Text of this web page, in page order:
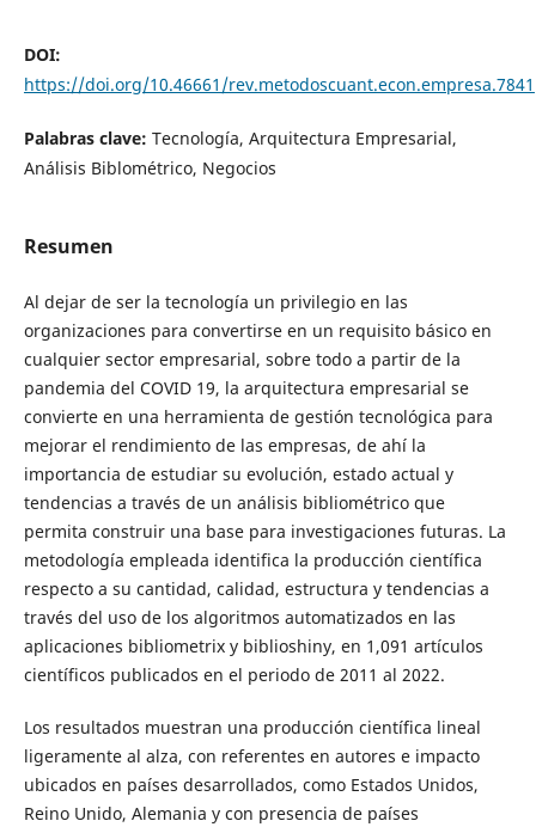
DOI:
https://doi.org/10.46661/rev.metodoscuant.econ.empresa.7841
Palabras clave: Tecnología, Arquitectura Empresarial,
Análisis Biblométrico, Negocios
Resumen
Al dejar de ser la tecnología un privilegio en las
organizaciones para convertirse en un requisito básico en
cualquier sector empresarial, sobre todo a partir de la
pandemia del COVID 19, la arquitectura empresarial se
convierte en una herramienta de gestión tecnológica para
mejorar el rendimiento de las empresas, de ahí la
importancia de estudiar su evolución, estado actual y
tendencias a través de un análisis bibliométrico que
permita construir una base para investigaciones futuras. La
metodología empleada identifica la producción científica
respecto a su cantidad, calidad, estructura y tendencias a
través del uso de los algoritmos automatizados en las
aplicaciones bibliometrix y biblioshiny, en 1,091 artículos
científicos publicados en el periodo de 2011 al 2022.
Los resultados muestran una producción científica lineal
ligeramente al alza, con referentes en autores e impacto
ubicados en países desarrollados, como Estados Unidos,
Reino Unido, Alemania y con presencia de países